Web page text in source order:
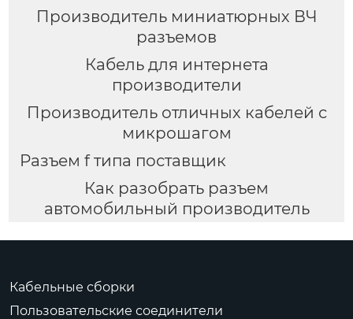
Производитель миниатюрных ВЧ
разъемов
Кабель для интернета
производители
Производитель отличных кабелей с
микрошагом
Разъем f типа поставщик
Как разобрать разъем
автомобильный производитель
Кабельные сборки
Пользовательские соединители